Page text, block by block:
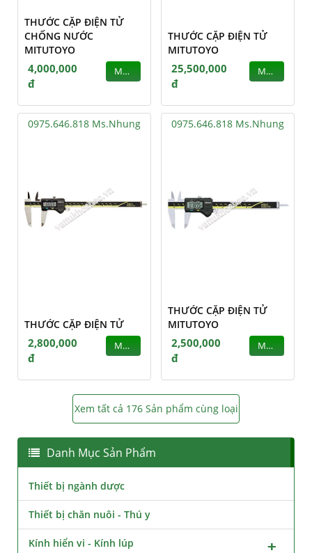
THƯỚC CẶP ĐIỆN TỬ
CHỐNG NƯỚC
MITUTOYO
4,000,000
đ
MUA
THƯỚC CẶP ĐIỆN TỬ
MITUTOYO
25,500,000
đ
MUA
0975.646.818 Ms.Nhung
THƯỚC CẶP ĐIỆN TỬ
2,800,000
đ
MUA
0975.646.818 Ms.Nhung
THƯỚC CẶP ĐIỆN TỬ
MITUTOYO
2,500,000
đ
MUA
Xem tất cả 176 Sản phẩm cùng loại
Danh Mục Sản Phẩm
Thiết bị ngành dược
Thiết bị chăn nuôi - Thú y
Kính hiển vi - Kính lúp